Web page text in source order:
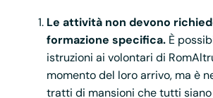
Le attività non devono
formazione specifica. È
istruzioni ai volontari di
momento del loro arrivo, ma è
tratti di mansioni che tutti